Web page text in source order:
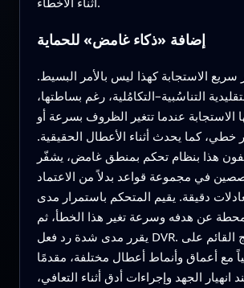
إضافة «ذكاء غامض» للحماية
الاستجابة كهذا ليس بالأمر البسيط.
التناسُبية–التكامُلية، رغم بساطتها،
الاستجابة عندما تتغير الظروف بسرعة أو
خطي، كما يحدث أثناء الأعطال الحقيقية.
هذا بنظام تحكم بمنطق غامض، يشفّر
في مجموعة قواعد بدلاً من الاعتماد
دقيقة. يقيم المتحكم باستمرار مدى
عن هدفه وسرعة تغير هذا الخطأ، ثم
يقرر مدى شدة رد فعل DVR. يتكيف هذا النهج القائم على
مع أعماق وأنماط أعطال مختلفة، مقدمًا
انهيار الجهد وإجراءات أدق أثناء التعافي،